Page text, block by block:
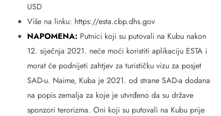
USD
Više na linku: https://esta.cbp.dhs.gov
NAPOMENA: Putnici koji su putovali na Kubu nakon
12. siječnja 2021. neće moći koristiti aplikaciju ESTA i
morat će podnijeti zahtjev za turističku vizu za posjet
SAD-u. Naime, Kuba je 2021. od strane SAD-a dodana
na popis zemalja za koje je utvrđeno da su države
sponzori terorizma. Oni koji su putovali na Kubu prije